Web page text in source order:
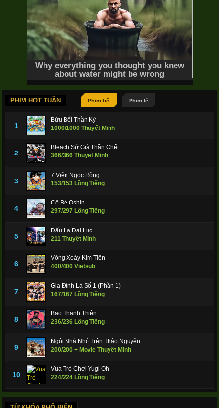
on Titan (Final Season) 2020
23/23 Thuyết Minh
Sword Art Online: Alicization - War Of Underworld
12/12 Thuyết Minh
PHIM HOT TUẦN Phim bộ Phim lẻ
1
Bửu Bối Thần Kỳ
1000/1000 Thuyết Minh
2
Bleach Sứ Giả Thần Chết
366/366 Thuyết Minh
3
7 Viên Ngọc Rồng
153/153 Lồng Tiếng
4
Cô Bé Oshin
297/297 Lồng Tiếng
5
Đấu La Đại Lục
211 Thuyết Minh
6
Vòng Xoáy Kim Tiền
400/400 Vietsub
7
Gia Đình Là Số 1 (Phần 1)
167/167 Lồng Tiếng
8
Bao Thanh Thiên
236/236 Lồng Tiếng
9
Ngôi Nhà Nhỏ Trên Thảo Nguyên
200/200 + Movie Thuyết Minh
10
Vua Trò Chơi Yugi Oh
224/224 Lồng Tiếng